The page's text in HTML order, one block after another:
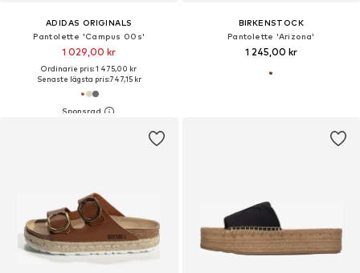
ADIDAS ORIGINALS
Pantolette 'Campus 00s'
1 029,00 kr
Ordinarie pris: 1 475,00 kr
Senaste lägsta pris:747,15 kr
BIRKENSTOCK
Pantolette 'Arizona'
1 245,00 kr